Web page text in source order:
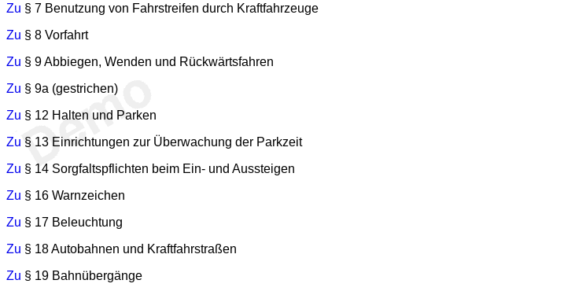
Zu § 7 Benutzung von Fahrstreifen durch Kraftfahrzeuge
Zu § 8 Vorfahrt
Zu § 9 Abbiegen, Wenden und Rückwärtsfahren
Zu § 9a (gestrichen)
Zu § 12 Halten und Parken
Zu § 13 Einrichtungen zur Überwachung der Parkzeit
Zu § 14 Sorgfaltspflichten beim Ein- und Aussteigen
Zu § 16 Warnzeichen
Zu § 17 Beleuchtung
Zu § 18 Autobahnen und Kraftfahrstraßen
Zu § 19 Bahnübergänge